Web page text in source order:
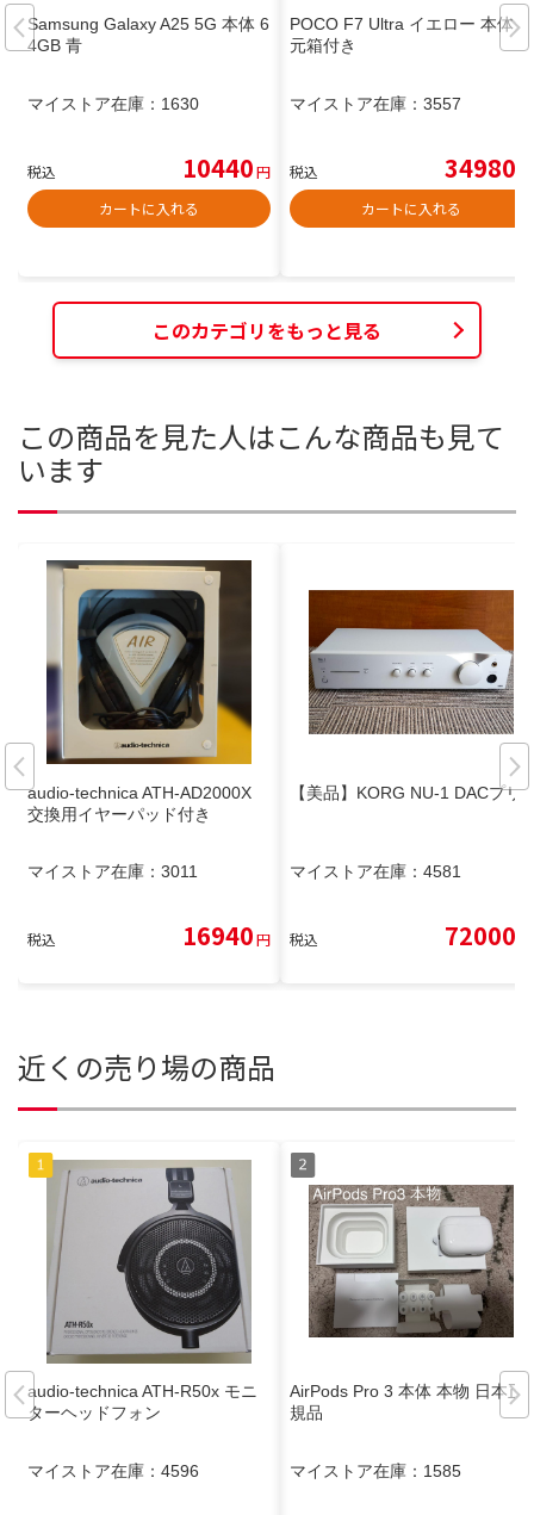
Samsung Galaxy A25 5G 本体 6
4GB 青
マイストア在庫： 1630
税込 10440円
カートに入れる
POCO F7 Ultra イエロー 本体
元箱付き
マイストア在庫： 3557
税込 34980
カートに入れる
このカテゴリをもっと見る
この商品を見た人はこんな商品も見て
います
audio-technica ATH-AD2000X
交換用イヤーパッド付き
マイストア在庫： 3011
税込 16940円
【美品】KORG NU-1 DACプリ
マイストア在庫： 4581
税込 72000
近くの売り場の商品
audio-technica ATH-R50x モニ
ターヘッドフォン
マイストア在庫： 4596
AirPods Pro 3 本体 本物 日本正
規品
マイストア在庫： 1585